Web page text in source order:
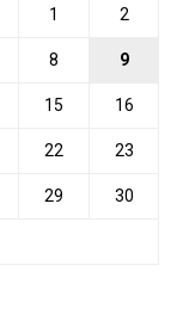
1 2
8 9
15 16
22 23
29 30